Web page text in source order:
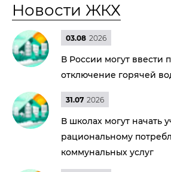
Новости ЖКХ
03.08 2026
В России могут ввести
отключение горячей
31.07 2026
В школах могут начать
рациональному
коммунальных услуг